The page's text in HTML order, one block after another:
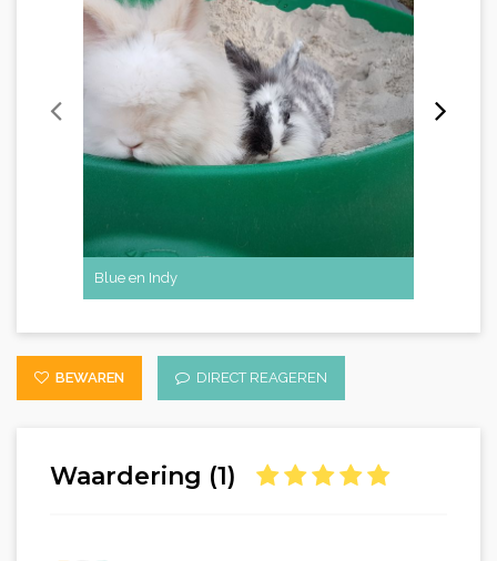
Blue en Indy
BEWAREN DIRECT REAGEREN
Waardering (1)